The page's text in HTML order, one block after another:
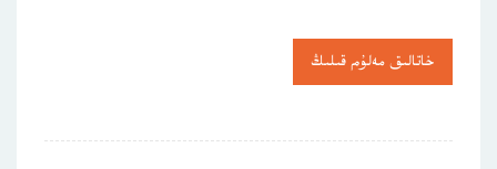
خاتالىق مەلۇم قىلىڭ